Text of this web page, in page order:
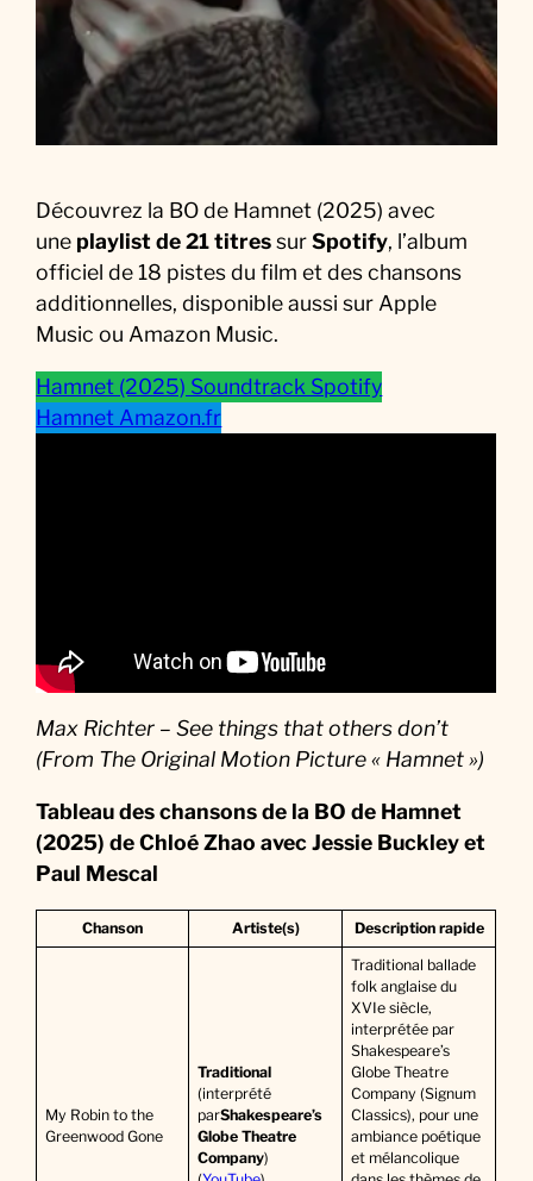
i
m
Découvrez la BO de Hamnet (2025) avec
une playlist de 21 titressurSpotify, l’album
officiel de 18 pistes du film et des chansons
additionnelles, disponible aussi sur Apple
Music ou Amazon Music.
Hamnet (2025) Soundtrack Spotify
Hamnet Amazon.fr
Max Richter – See things that others don’t
(From The Original Motion Picture « Hamnet »)
Tableau des chansons de la BO de Hamnet
(2025) de Chloé Zhao avec Jessie Buckley et
Paul Mescal
Chanson Artiste(s) Description rapide
My Robin to the
Greenwood Gone
Traditional
(interprété
parShakespeare’s
Globe Theatre
Company)
Traditional ballade
folk anglaise du
XVIe siècle,
interprétée par
Shakespeare’s
Globe Theatre
Company (Signum
Classics), pour une
ambiance poétique
et mélancolique